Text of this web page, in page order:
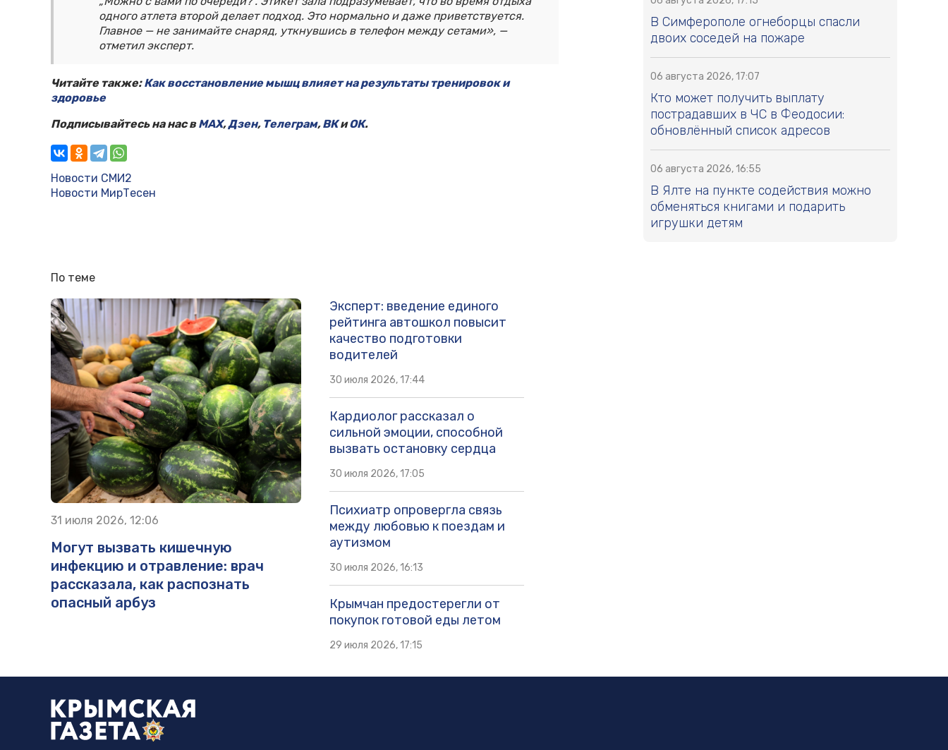
одного атлета второй делает подход. Это нормально и даже приветствуется.
Главное — не занимайте снаряд, уткнувшись в телефон между сетами», —
отметил эксперт.
Читайте также:Как восстановление мышц влияет на результаты тренировок и
здоровье
Подписывайтесь на нас вMAX,Дзен, Телеграм,ВКиОК.
Новости СМИ2
Новости МирТесен
По теме
31 июля 2026, 12:06
Могут вызвать кишечную
инфекцию и отравление: врач
рассказала, как распознать
опасный арбуз
Эксперт: введение единого
рейтинга автошкол повысит
качество подготовки
водителей
30 июля 2026, 17:44
Кардиолог рассказал о
сильной эмоции, способной
вызвать остановку сердца
30 июля 2026, 17:05
Психиатр опровергла связь
между любовью к поездам и
аутизмом
30 июля 2026, 16:13
Крымчан предостерегли от
покупок готовой еды летом
29 июля 2026, 17:15
В Симферополе огнеборцы спасли
двоих соседей на пожаре
06 августа 2026, 17:07
Кто может получить выплату
пострадавших в ЧС в Феодосии:
обновлённый список адресов
06 августа 2026, 16:55
В Ялте на пункте содействия можно
обменяться книгами и подарить
игрушки детям